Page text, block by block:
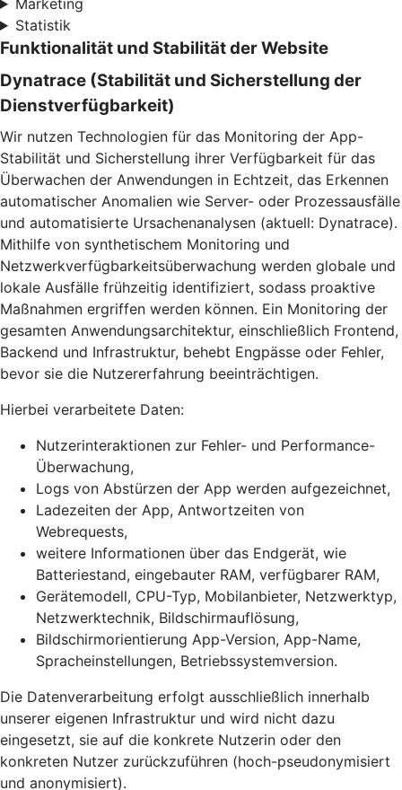
Marketing
Statistik
Funktionalität und Stabilität der Website
Dynatrace (Stabilität und Sicherstellung der
Dienstverfügbarkeit)
Wir nutzen Technologien für das Monitoring der App-
Stabilität und Sicherstellung ihrer Verfügbarkeit für das
Überwachen der Anwendungen in Echtzeit, das Erkennen
automatischer Anomalien wie Server- oder Prozessausfälle
und automatisierte Ursachenanalysen (aktuell: Dynatrace).
Mithilfe von synthetischem Monitoring und
Netzwerkverfügbarkeitsüberwachung werden globale und
lokale Ausfälle frühzeitig identifiziert, sodass proaktive
Maßnahmen ergriffen werden können. Ein Monitoring der
gesamten Anwendungsarchitektur, einschließlich Frontend,
Backend und Infrastruktur, behebt Engpässe oder Fehler,
bevor sie die Nutzererfahrung beeinträchtigen.
Hierbei verarbeitete Daten:
Nutzerinteraktionen zur Fehler- und Performance-
Überwachung,
Logs von Abstürzen der App werden aufgezeichnet,
Ladezeiten der App, Antwortzeiten von
Webrequests,
weitere Informationen über das Endgerät, wie
Batteriestand, eingebauter RAM, verfügbarer RAM,
Gerätemodell, CPU-Typ, Mobilanbieter, Netzwerktyp,
Netzwerktechnik, Bildschirmauflösung,
Bildschirmorientierung App-Version, App-Name,
Spracheinstellungen, Betriebssystemversion.
Die Datenverarbeitung erfolgt ausschließlich innerhalb
unserer eigenen Infrastruktur und wird nicht dazu
eingesetzt, sie auf die konkrete Nutzerin oder den
konkreten Nutzer zurückzuführen (hoch-pseudonymisiert
und anonymisiert).